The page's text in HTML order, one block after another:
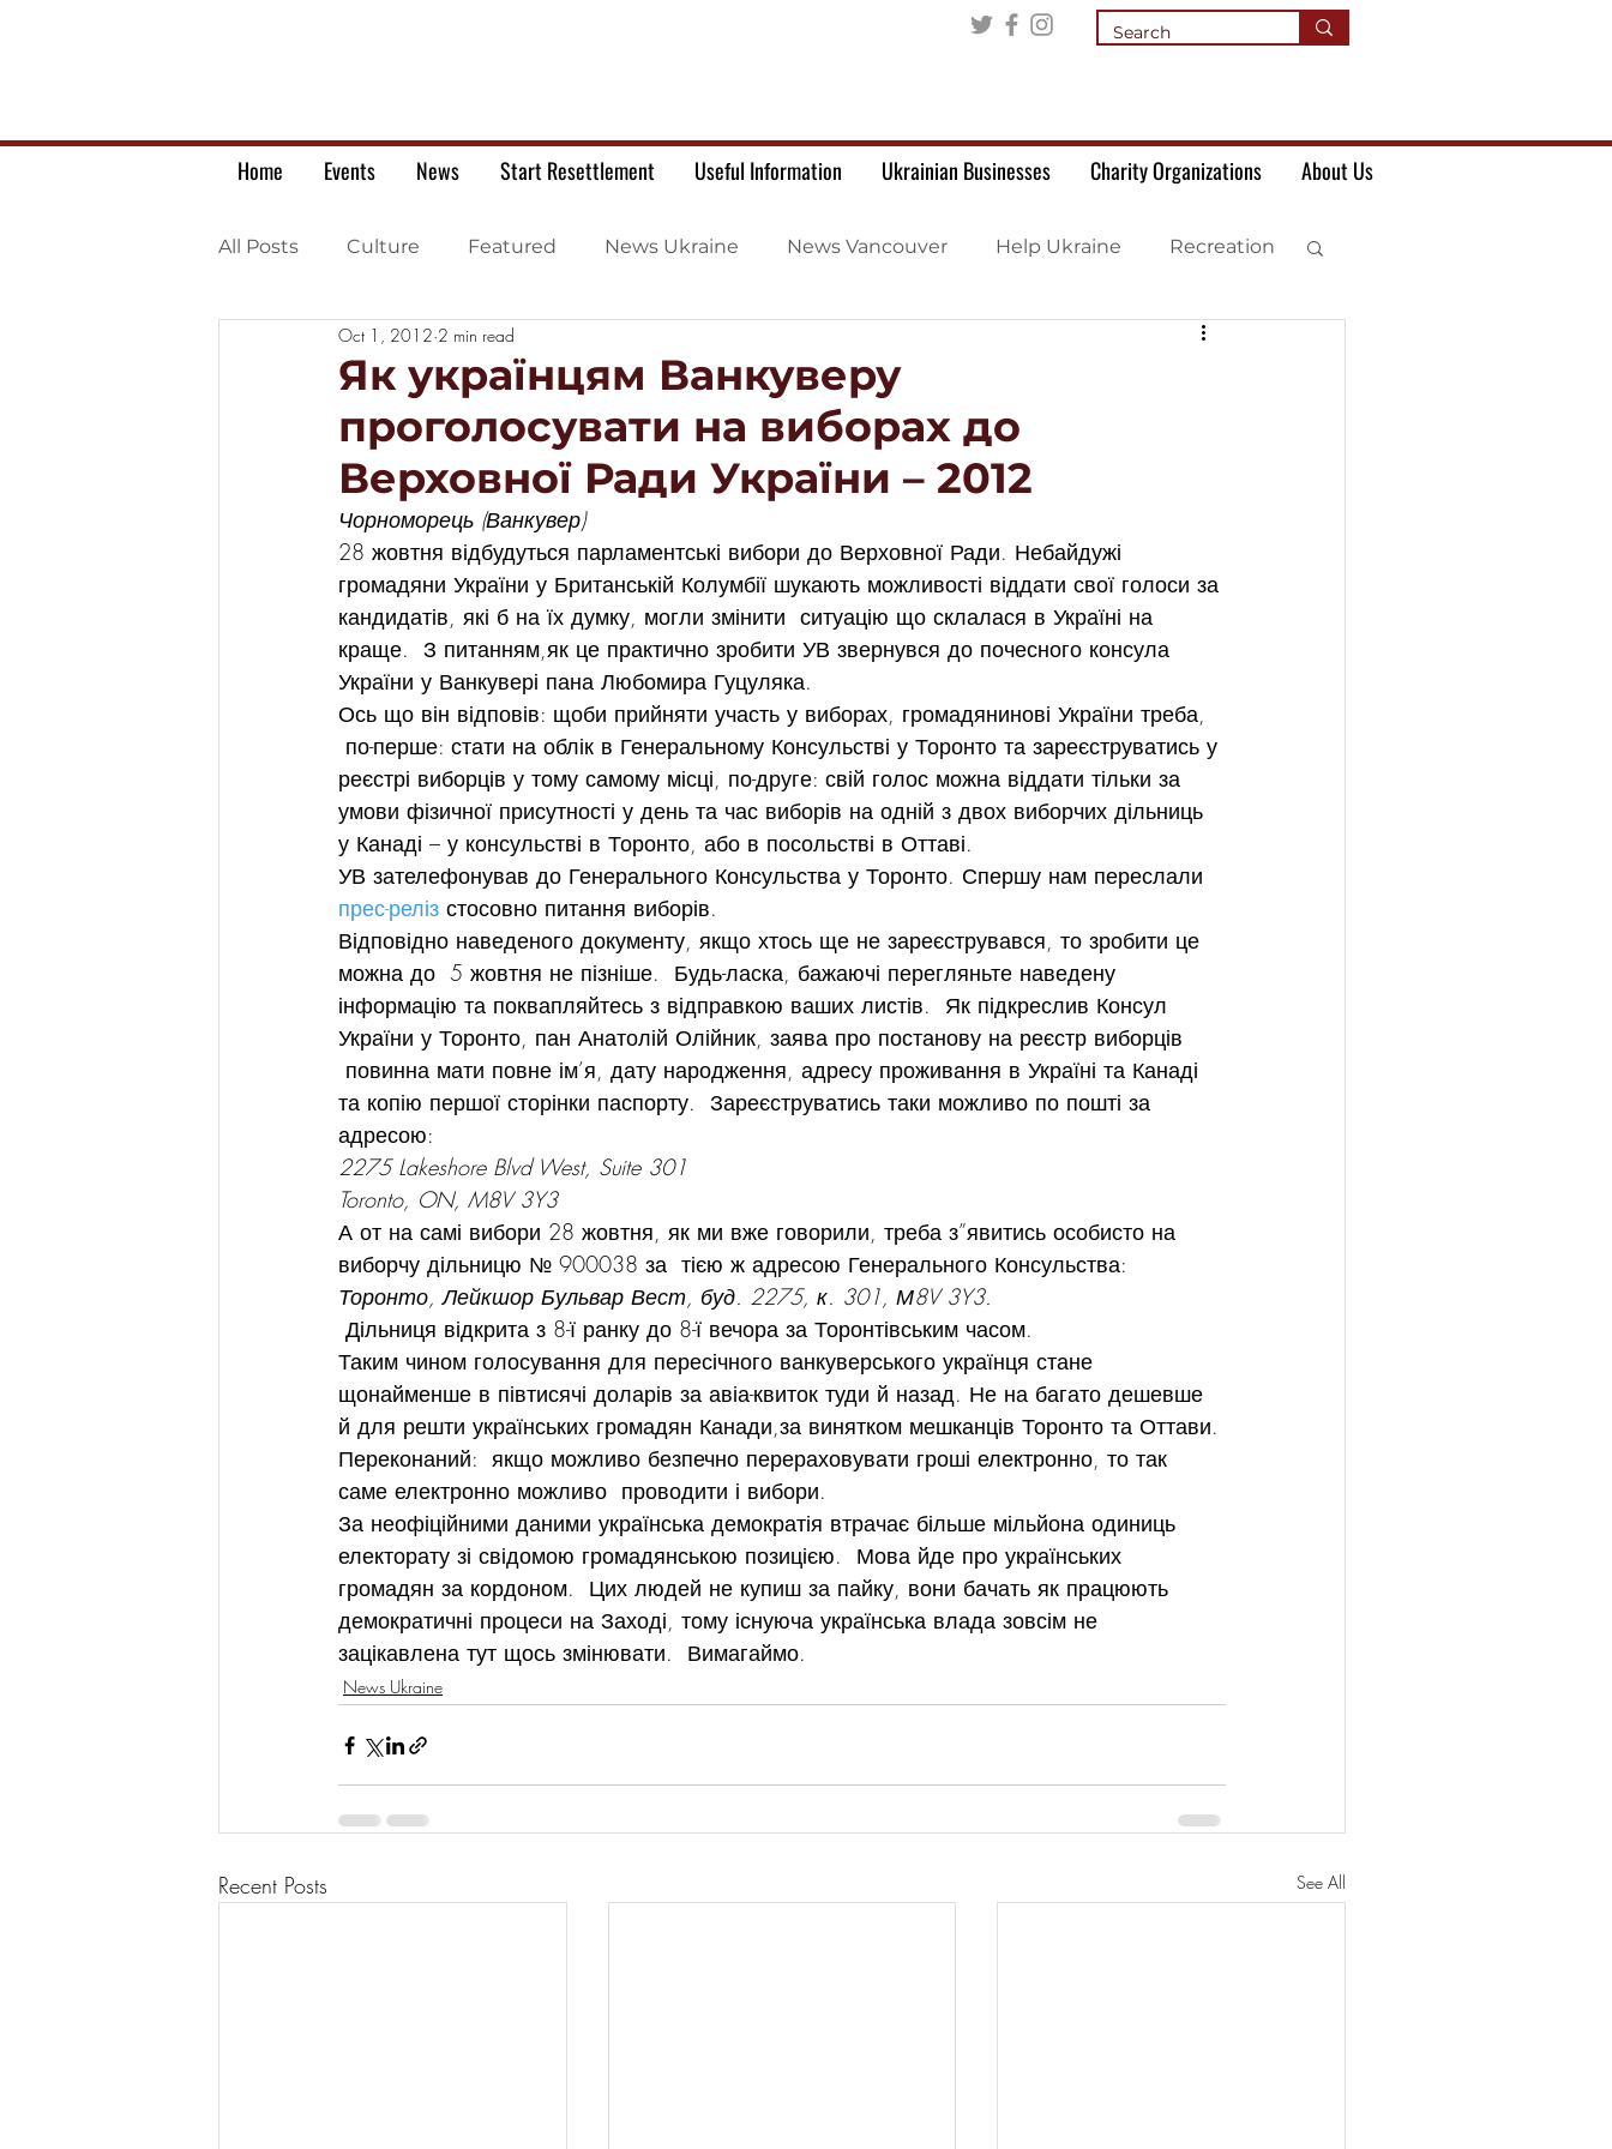
Home Events News Start Resettlement Useful Information Ukrainian Businesses Charity Organizations About Us
All Posts Culture Featured News Ukraine News Vancouver Help Ukraine Recreation
Ukrainian war letters
Як українцям Ванкуверу
проголосувати на виборах до
Верховної Ради України – 2012
Oct 1, 2012 2 min read
Чорноморець (Ванкувер)
28 жовтня відбудуться парламентські вибори до Верховної Ради. Небайдужі
громадяни України у Британській Колумбії шукають можливості віддати свої голоси за
кандидатів, які б на їх думку, могли змінити  ситуацію що склалася в Україні на
краще.  З питанням,як це практично зробити УВ звернувся до почесного консула
України у Ванкувері пана Любомира Гуцуляка.
Ось що він відповів: щоби прийняти участь у виборах, громадянинові України треба,
по-перше: стати на облік в Генеральному Консульстві у Торонто та зареєструватись у
реєстрі виборців у тому самому місці, по-друге: свій голос можна віддати тільки за
умови фізичної присутності у день та час виборів на одній з двох виборчих дільниць
у Канаді – у консульстві в Торонто, або в посольстві в Оттаві.
УВ зателефонував до Генерального Консульства у Торонто. Спершу нам переслали
прес-реліз стосовно питання виборів.
Відповідно наведеного документу, якщо хтось ще не зареєструвався, то зробити це
можна до  5 жовтня не пізніше.  Будь-ласка, бажаючі перегляньте наведену
інформацію та поквапляйтесь з відправкою ваших листів.  Як підкреслив Консул
України у Торонто, пан Анатолій Олійник, заява про постанову на реєстр виборців
повинна мати повне ім’я, дату народження, адресу проживання в Україні та Канаді
та копію першої сторінки паспорту.  Зареєструватись таки можливо по пошті за
адресою:
2275 Lakeshore Blvd West, Suite 301
Toronto, ON, M8V 3Y3
А от на самі вибори 28 жовтня, як ми вже говорили, треба з”явитись особисто на
виборчу дільницю № 900038 за  тією ж адресою Генерального Консульства:
Торонто, Лейкшор Бульвар Вест, буд. 2275, к. 301, М8V 3Y3.
Дільниця відкрита з 8-ї ранку до 8-ї вечора за Торонтівським часом.
Таким чином голосування для пересічного ванкуверського українця стане
щонайменше в півтисячі доларів за авіа-квиток туди й назад. Не на багато дешевше
й для решти українських громадян Канади,за винятком мешканців Торонто та Оттави.
Переконаний:  якщо можливо безпечно перераховувати гроші електронно, то так
саме електронно можливо  проводити і вибори.
За неофіційними даними українська демократія втрачає більше мільйона одиниць
електорату зі свідомою громадянською позицією.  Мова йде про українських
громадян за кордоном.  Цих людей не купиш за пайку, вони бачать як працюють
демократичні процеси на Заході, тому існуюча українська влада зовсім не
зацікавлена тут щось змінювати.  Вимагаймо.
News Ukraine
Recent Posts See All